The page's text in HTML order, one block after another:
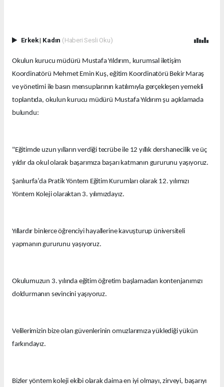
Erkek| Kadın (Haberi Sesli Oku)
Okulun kurucu müdürü Mustafa Yıldırım, kurumsal iletişim
Koordinatörü Mehmet Emin Kuş, eğitim Koordinatörü Bekir Maraş
ve yönetimi ile basın mensuplarının katılımıyla gerçekleşen yemekli
toplantıda, okulun kurucu müdürü Mustafa Yıldırım şu açıklamada
bulundu:
"Eğitimde uzun yılların verdiği tecrübe ile 12 yıllık dershanecilik ve üç
yıldır da okul olarak başarımıza başarı katmanın gururunu yaşıyoruz.
Şanlıurfa’da Pratik Yöntem Eğitim Kurumları olarak 12. yılımızı
Yöntem Koleji olaraktan 3. yılımızdayız.
Yıllardır binlerce öğrenciyi hayallerine kavuşturup üniversiteli
yapmanın gururunu yaşıyoruz.
Okulumuzun 3. yılında eğitim öğretim başlamadan kontenjanımızı
doldurmanın sevincini yaşıyoruz.
Velilerimizin bize olan güvenlerinin omuzlarımıza yüklediği yükün
farkındayız.
Bizler yöntem koleji ekibi olarak daima en iyi olmayı, zirveyi, başarıyı